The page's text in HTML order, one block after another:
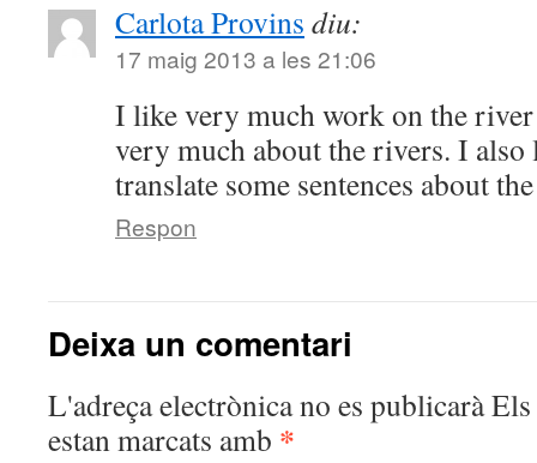
Carlota Provins diu:
17 maig 2013 a les 21:06
I like very much work on the
very much about the rivers. I
translate some sentences about
Respon
Deixa un comentari
L'adreça electrònica no es publicaràEls
estan marcats amb *